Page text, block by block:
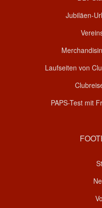
Jubiläen-
Laufseiten von
PAPS-Test mit